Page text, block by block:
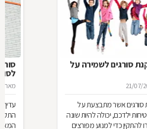
סורגים לשמירה על
21/07/
סורגים אשר מתבצעת על
מנת לשמור על בטיחות ילדכם, יכולה להיות שונה
להתקין כדי למנוע מפורצים
מאת: